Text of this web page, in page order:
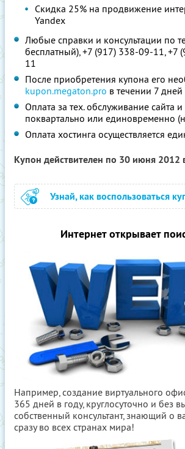
Скидка 25% на продвижение
Yandex
Любые справки и консультации по
бесплатный), +7 (917) 338-09-11,
11
После приобретения купона его
kupon.megaton.pro в течении 7
Оплата за тех. обслуживание сайта
поквартально или единовременно
Оплата хостинга осуществляется
Купон действителен по 30 июня 2012
Узнай, как воспользоваться
Интернет открывает
Например, создание виртуального
365 дней в году, круглосуточно и без
собственный консультант, знающий о
сразу во всех странах мира!